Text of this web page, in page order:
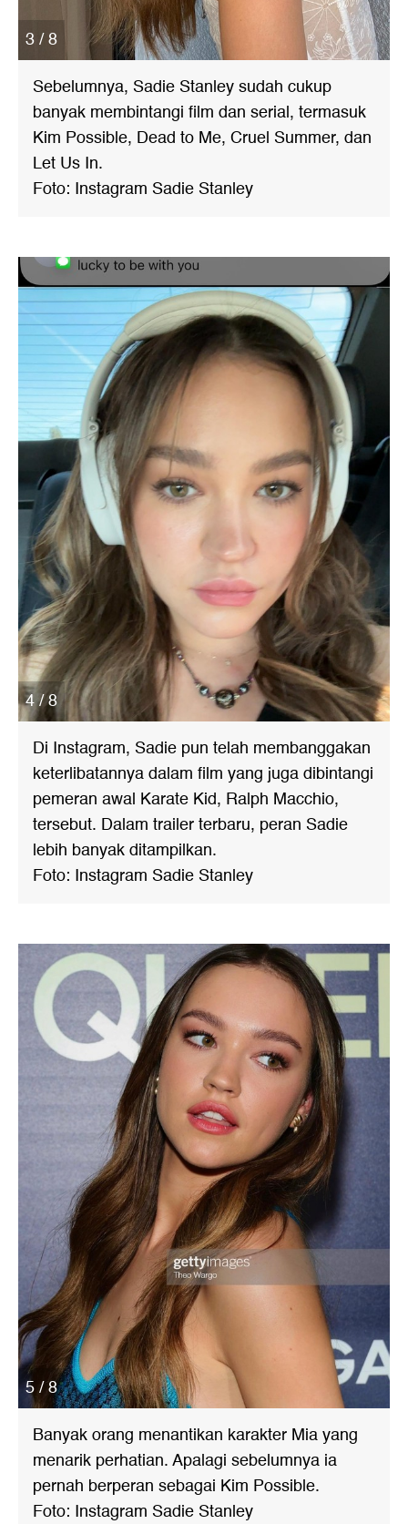
3 / 8
Sebelumnya, Sadie Stanley sudah cukup
banyak membintangi film dan serial, termasuk
Kim Possible, Dead to Me, Cruel Summer, dan
Let Us In.
Foto: Instagram Sadie Stanley
4 / 8
Di Instagram, Sadie pun telah membanggakan
keterlibatannya dalam film yang juga dibintangi
pemeran awal Karate Kid, Ralph Macchio,
tersebut. Dalam trailer terbaru, peran Sadie
lebih banyak ditampilkan.
Foto: Instagram Sadie Stanley
5 / 8
Banyak orang menantikan karakter Mia yang
menarik perhatian. Apalagi sebelumnya ia
pernah berperan sebagai Kim Possible.
Foto: Instagram Sadie Stanley